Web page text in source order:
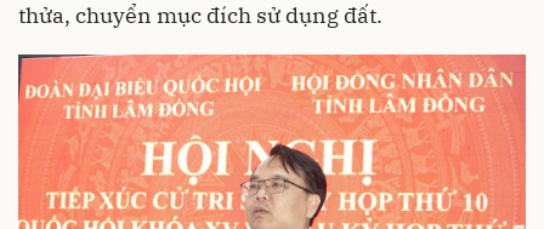
thửa, chuyển mục đích sử dụng đất.